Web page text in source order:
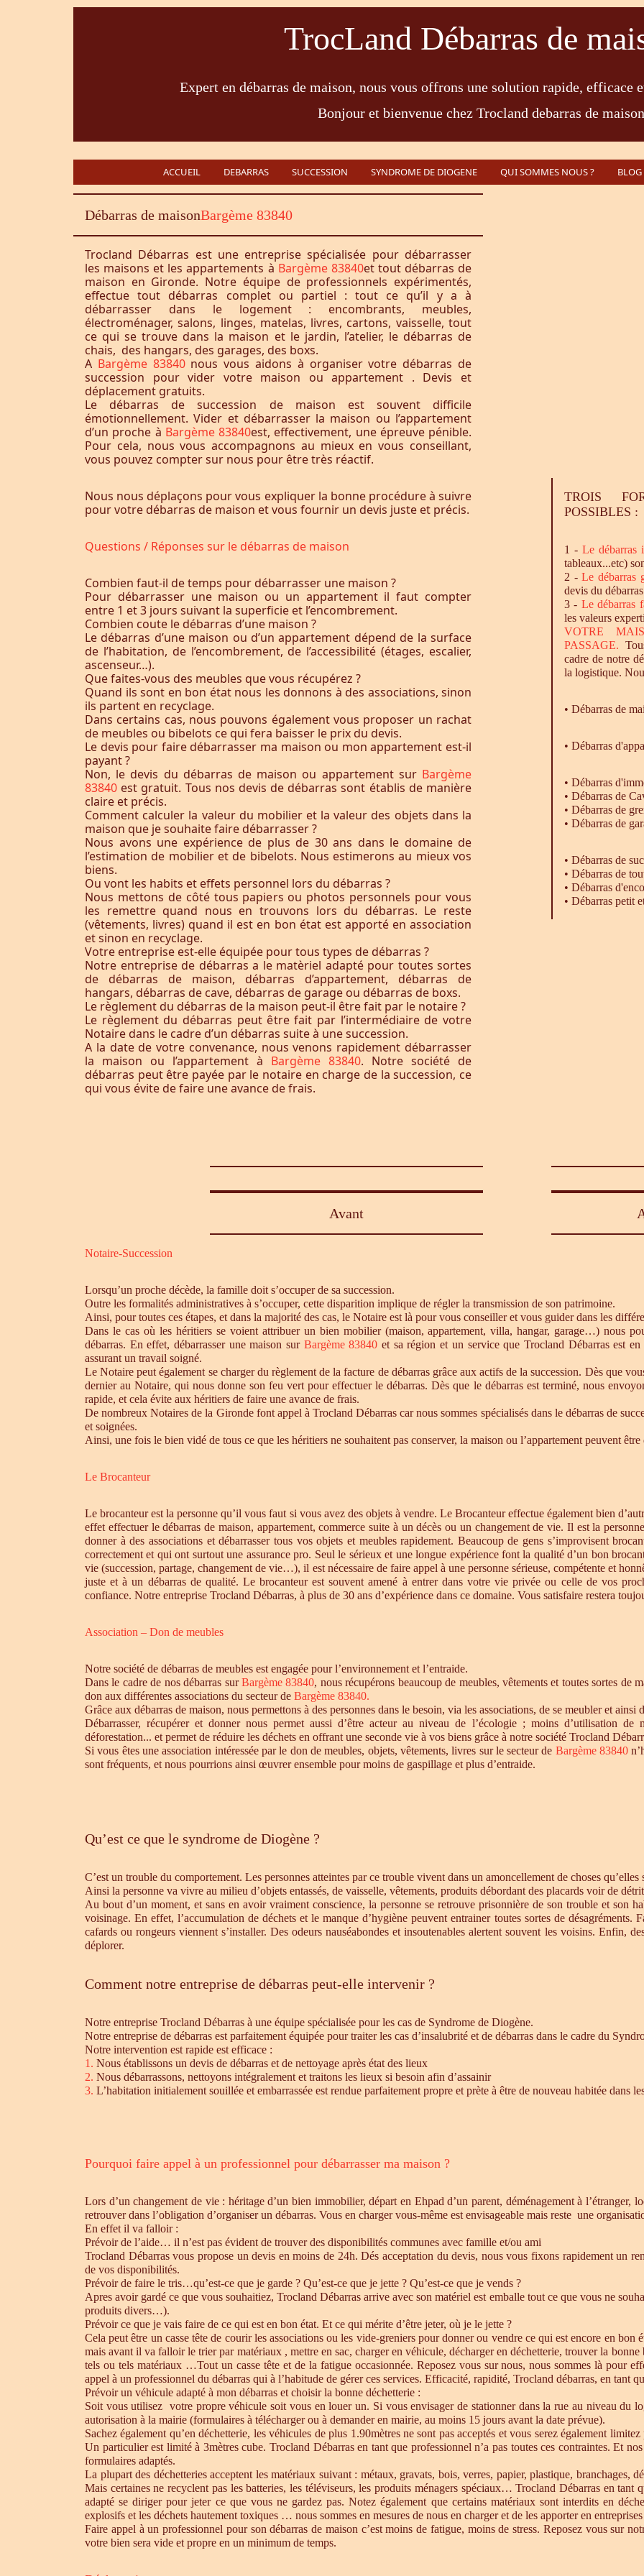
TrocLand Débarras de
Expert en débarras de maison, nous vous offrons une solution rapide, efficace
Bonjour et bienvenue chez Trocland debarras de
ACCUEIL DEBARRAS SUCCESSION SYNDROME DE DIOGENE QUI SOMMES NOUS ? BLOG
Débarras de maisonBargème 83840
Trocland Débarras est une entreprise spécialisée pour débarrasser
les maisons et les appartements à Bargème 83840et tout débarras de
maison en Gironde. Notre équipe de professionnels expérimentés,
effectue tout débarras complet ou partiel : tout ce qu’il y a à
débarrasser dans le logement : encombrants, meubles,
électroménager, salons, linges, matelas, livres, cartons, vaisselle, tout
ce qui se trouve dans la maison et le jardin, l’atelier, le débarras de
chais, des hangars, des garages, des boxs.
A Bargème 83840 nous vous aidons à organiser votre débarras de
succession pour vider votre maison ou appartement . Devis et
déplacement gratuits.
Le débarras de succession de maison est souvent difficile
émotionnellement. Vider et débarrasser la maison ou l’appartement
d’un proche à Bargème 83840est, effectivement, une épreuve pénible.
Pour cela, nous vous accompagnons au mieux en vous conseillant,
vous pouvez compter sur nous pour être très réactif.
Nous nous déplaçons pour vous expliquer la bonne procédure à suivre
pour votre débarras de maison et vous fournir un devis juste et précis.
Questions / Réponses sur le débarras de maison
Combien faut-il de temps pour débarrasser une maison ?
Pour débarrasser une maison ou un appartement il faut compter
entre 1 et 3 jours suivant la superficie et l’encombrement.
Combien coute le débarras d’une maison ?
Le débarras d’une maison ou d’un appartement dépend de la surface
de l’habitation, de l’encombrement, de l’accessibilité (étages, escalier,
ascenseur…).
Que faites-vous des meubles que vous récupérez ?
Quand ils sont en bon état nous les donnons à des associations, sinon
ils partent en recyclage.
Dans certains cas, nous pouvons également vous proposer un rachat
de meubles ou bibelots ce qui fera baisser le prix du devis.
Le devis pour faire débarrasser ma maison ou mon appartement est-il
payant ?
Non, le devis du débarras de maison ou appartement sur Bargème
83840 est gratuit. Tous nos devis de débarras sont établis de manière
claire et précis.
Comment calculer la valeur du mobilier et la valeur des objets dans la
maison que je souhaite faire débarrasser ?
Nous avons une expérience de plus de 30 ans dans le domaine de
l’estimation de mobilier et de bibelots. Nous estimerons au mieux vos
biens.
Ou vont les habits et effets personnel lors du débarras ?
Nous mettons de côté tous papiers ou photos personnels pour vous
les remettre quand nous en trouvons lors du débarras. Le reste
(vêtements, livres) quand il est en bon état est apporté en association
et sinon en recyclage.
Votre entreprise est-elle équipée pour tous types de débarras ?
Notre entreprise de débarras a le matèriel adapté pour toutes sortes
de débarras de maison, débarras d’appartement, débarras de
hangars, débarras de cave, débarras de garage ou débarras de boxs.
Le règlement du débarras de la maison peut-il être fait par le notaire ?
Le règlement du débarras peut être fait par l’intermédiaire de votre
Notaire dans le cadre d’un débarras suite à une succession.
A la date de votre convenance, nous venons rapidement débarrasser
la maison ou l’appartement à Bargème 83840. Notre société de
débarras peut être payée par le notaire en charge de la succession, ce
qui vous évite de faire une avance de frais.
TROIS
POSSIBLES :
1 -Ledébarras
tableaux...etc)
2 -Ledébarras
devis du
3 - Ledébarras
les valeurs
VOTRE
PASSAGE.
cadre de notre
la logistique.
• Débarras de
• Débarras
• Débarras
• Débarras de
• Débarras de
• Débarras de
• Débarras de
• Débarras de
• Débarras
• Débarras petit
Avant
Notaire-Succession
Lorsqu’un proche décède, la famille doit s’occuper de sa succession.
Outre les formalités administratives à s’occuper, cette disparition implique de régler la transmission de son patrimoine.
Ainsi, pour toutes ces étapes, et dans la majorité des cas, le Notaire est là pour vous conseiller et vous guider dans les
Dans le cas où les héritiers se voient attribuer un bien mobilier (maison, appartement, villa, hangar, garage…) nous
débarras. En effet, débarrasser une maison sur Bargème 83840 et sa région et un service que Trocland Débarras est
assurant un travail soigné.
Le Notaire peut également se charger du règlement de la facture de débarras grâce aux actifs de la succession. Dès que
dernier au Notaire, qui nous donne son feu vert pour effectuer le débarras. Dès que le débarras est terminé, nous
rapide, et cela évite aux héritiers de faire une avance de frais.
De nombreux Notaires de la Gironde font appel à Trocland Débarras car nous sommes spécialisés dans le débarras de
et soignées.
Ainsi, une fois le bien vidé de tous ce que les héritiers ne souhaitent pas conserver, la maison ou l’appartement peuvent
Le Brocanteur
Le brocanteur est la personne qu’il vous faut si vous avez des objets à vendre. Le Brocanteur effectue également bien
effet effectuer le débarras de maison, appartement, commerce suite à un décès ou un changement de vie. Il est la
donner à des associations et débarrasser tous vos objets et meubles rapidement. Beaucoup de gens s’improvisent
correctement et qui ont surtout une assurance pro. Seul le sérieux et une longue expérience font la qualité d’un bon
vie (succession, partage, changement de vie…), il est nécessaire de faire appel à une personne sérieuse, compétente et
juste et à un débarras de qualité. Le brocanteur est souvent amené à entrer dans votre vie privée ou celle de vos
confiance. Notre entreprise Trocland Débarras, à plus de 30 ans d’expérience dans ce domaine. Vous satisfaire restera
Association – Don de meubles
Notre société de débarras de meubles est engagée pour l’environnement et l’entraide.
Dans le cadre de nos débarras surBargème 83840, nous récupérons beaucoup de meubles, vêtements et toutes sortes de
don aux différentes associations du secteur de Bargème 83840.
Grâce aux débarras de maison, nous permettons à des personnes dans le besoin, via les associations, de se meubler et
Débarrasser, récupérer et donner nous permet aussi d’être acteur au niveau de l’écologie ; moins d’utilisation
déforestation... et permet de réduire les déchets en offrant une seconde vie à vos biens grâce à notre société Trocland
Si vous êtes une association intéressée par le don de meubles, objets, vêtements, livres sur le secteur de Bargème 83840
sont fréquents, et nous pourrions ainsi œuvrer ensemble pour moins de gaspillage et plus d’entraide.
Qu’est ce que le syndrome de Diogène ?
C’est un trouble du comportement. Les personnes atteintes par ce trouble vivent dans un amoncellement de choses
Ainsi la personne va vivre au milieu d’objets entassés, de vaisselle, vêtements, produits débordant des placards voir de
Au bout d’un moment, et sans en avoir vraiment conscience, la personne se retrouve prisonnière de son trouble et son
voisinage. En effet, l’accumulation de déchets et le manque d’hygiène peuvent entrainer toutes sortes de désagréments.
cafards ou rongeurs viennent s’installer. Des odeurs nauséabondes et insoutenables alertent souvent les voisins. Enfin,
déplorer.
Comment notre entreprise de débarras peut-elle intervenir ?
Notre entreprise Trocland Débarras à une équipe spécialisée pour les cas de Syndrome de Diogène.
Notre entreprise de débarras est parfaitement équipée pour traiter les cas d’insalubrité et de débarras dans le cadre du
Notre intervention est rapide est efficace :
1. Nous établissons un devis de débarras et de nettoyage après état des lieux
2. Nous débarrassons, nettoyons intégralement et traitons les lieux si besoin afin d’assainir
3. L’habitation initialement souillée et embarrassée est rendue parfaitement propre et prète à être de nouveau habitée dans
Pourquoi faire appel à un professionnel pour débarrasser ma maison ?
Lors d’un changement de vie : héritage d’un bien immobilier, départ en Ehpad d’un parent, déménagement à
retrouver dans l’obligation d’organiser un débarras. Vous en charger vous-même est envisageable mais reste une
En effet il va falloir :
Prévoir de l’aide… il n’est pas évident de trouver des disponibilités communes avec famille et/ou ami
Trocland Débarras vous propose un devis en moins de 24h. Dés acceptation du devis, nous vous fixons rapidement un
de vos disponibilités.
Prévoir de faire le tris…qu’est-ce que je garde ? Qu’est-ce que je jette ? Qu’est-ce que je vends ?
Apres avoir gardé ce que vous souhaitiez, Trocland Débarras arrive avec son matériel est emballe tout ce que vous ne
produits divers…).
Prévoir ce que je vais faire de ce qui est en bon état. Et ce qui mérite d’être jeter, où je le jette ?
Cela peut être un casse tête de courir les associations ou les vide-greniers pour donner ou vendre ce qui est encore en bon
mais avant il va falloir le trier par matériaux , mettre en sac, charger en véhicule, décharger en déchetterie, trouver la
tels ou tels matériaux …Tout un casse tête et de la fatigue occasionnée. Reposez vous sur nous, nous sommes là pour
appel à un professionnel du débarras qui à l’habitude de gérer ces services. Efficacité, rapidité, Trocland débarras, en tant
Prévoir un véhicule adapté à mon débarras et choisir la bonne déchetterie :
Soit vous utilisez votre propre véhicule soit vous en louer un. Si vous envisager de stationner dans la rue au niveau du
autorisation à la mairie (formulaires à télécharger ou à demander en mairie, au moins 15 jours avant la date prévue).
Sachez également qu’en déchetterie, les véhicules de plus 1.90mètres ne sont pas acceptés et vous serez également
Un particulier est limité à 3mètres cube. Trocland Débarras en tant que professionnel n’a pas toutes ces contraintes. Et
formulaires adaptés.
La plupart des déchetteries acceptent les matériaux suivant : métaux, gravats, bois, verres, papier, plastique, branchages,
Mais certaines ne recyclent pas les batteries, les téléviseurs, les produits ménagers spéciaux… Trocland Débarras en tant
adapté se diriger pour jeter ce que vous ne gardez pas. Notez également que certains matériaux sont interdits en
explosifs et les déchets hautement toxiques … nous sommes en mesures de nous en charger et de les apporter en
Faire appel à un professionnel pour son débarras de maison c’est moins de fatigue, moins de stress. Reposez vous sur
votre bien sera vide et propre en un minimum de temps.